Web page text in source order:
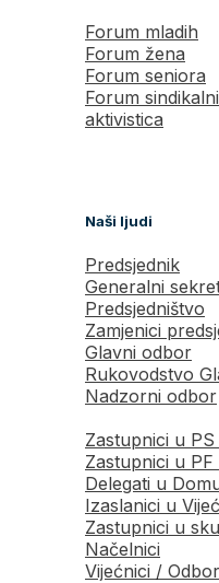
Forum mladih
Forum žena
Forum seniora
Forum
aktivistica
Naši ljudi
Predsjednik
Generalni
Predsjedništvo
Zamjenici
Glavni odbor
Rukovodstvo
Nadzorni odbor
Zastupnici u PS
Zastupnici u PF
Delegati u
Izaslanici u
Zastupnici u
Načelnici
Vijećnici /